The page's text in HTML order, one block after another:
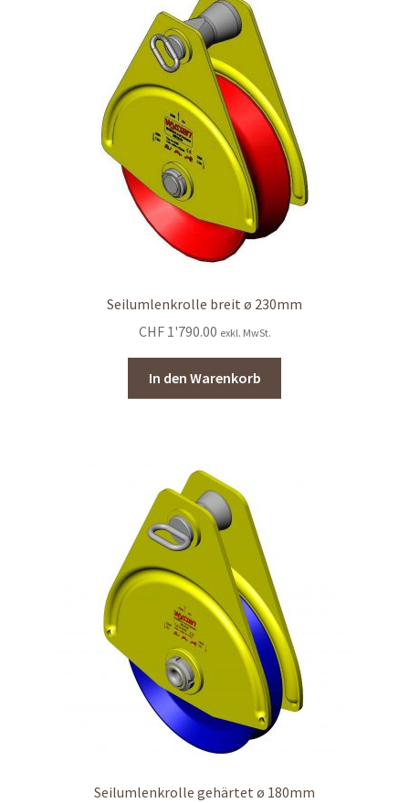
Seilumlenkrolle breit ø 230mm
CHF1'790.00 exkl. MwSt.
In den Warenkorb
Seilumlenkrolle gehärtet ø 180mm